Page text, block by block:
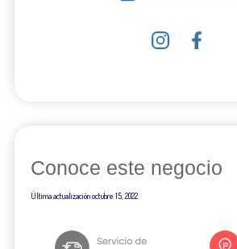
Conoce este negocio
Última actualizaciónoctubre 15, 2022